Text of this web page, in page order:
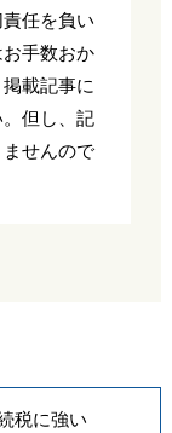
任を負い
手数おか
載記事に
但し、記
せんので
税に強い